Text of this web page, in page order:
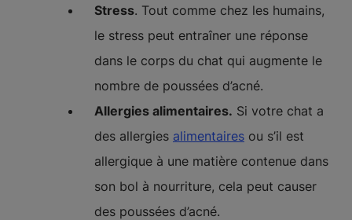
Stress. Tout comme chez les humains,
le stress peut entraîner une réponse
dans le corps du chat qui augmente le
nombre de poussées d’acné.
Allergies alimentaires. Si votre chat a
des allergies alimentaires ou s’il est
allergique à une matière contenue dans
son bol à nourriture, cela peut causer
des poussées d’acné.